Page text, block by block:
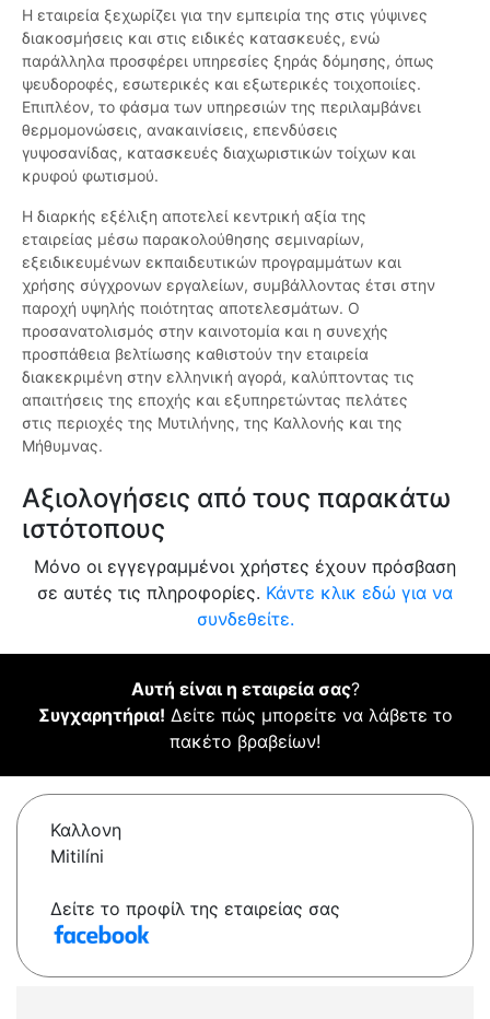
Η εταιρεία ξεχωρίζει για την εμπειρία της στις γύψινες
διακοσμήσεις και στις ειδικές κατασκευές, ενώ
παράλληλα προσφέρει υπηρεσίες ξηράς δόμησης, όπως
ψευδοροφές, εσωτερικές και εξωτερικές τοιχοποιίες.
Επιπλέον, το φάσμα των υπηρεσιών της περιλαμβάνει
θερμομονώσεις, ανακαινίσεις, επενδύσεις
γυψοσανίδας, κατασκευές διαχωριστικών τοίχων και
κρυφού φωτισμού.
Η διαρκής εξέλιξη αποτελεί κεντρική αξία της
εταιρείας μέσω παρακολούθησης σεμιναρίων,
εξειδικευμένων εκπαιδευτικών προγραμμάτων και
χρήσης σύγχρονων εργαλείων, συμβάλλοντας έτσι στην
παροχή υψηλής ποιότητας αποτελεσμάτων. Ο
προσανατολισμός στην καινοτομία και η συνεχής
προσπάθεια βελτίωσης καθιστούν την εταιρεία
διακεκριμένη στην ελληνική αγορά, καλύπτοντας τις
απαιτήσεις της εποχής και εξυπηρετώντας πελάτες
στις περιοχές της Μυτιλήνης, της Καλλονής και της
Μήθυμνας.
Αξιολογήσεις από τους παρακάτω
ιστότοπους
Μόνο οι εγγεγραμμένοι χρήστες έχουν πρόσβαση
σε αυτές τις πληροφορίες. Κάντε κλικ εδώ για να
συνδεθείτε.
Αυτή είναι η εταιρεία σας?
Συγχαρητήρια! Δείτε πώς μπορείτε να λάβετε το
πακέτο βραβείων!
Καλλονη
Mitilíni
Δείτε το προφίλ της εταιρείας σας